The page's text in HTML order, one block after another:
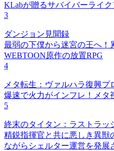
KLabが贈るサバイバーライク
3
ダンジョン見聞録
最弱の下僕から迷宮の王へ！
WEBTOON原作の放置RPG
4
メタ転生：ヴァルハラ復興プ
爆速で火力がインフレ！メタ
5
終末のタイタン：ラストラッ
精鋭指揮官と共に悪しき異獣
ながらシェルター運営を発展